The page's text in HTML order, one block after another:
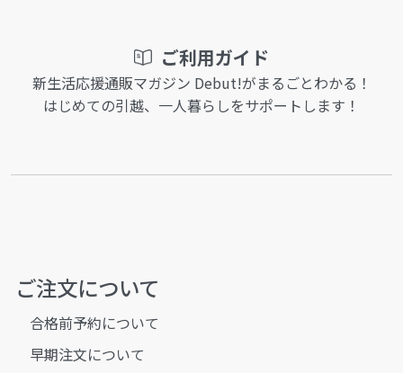
ご利用ガイド
新生活応援通販マガジン Debut!がまるごとわかる！
はじめての引越、一人暮らしをサポートします！
ご注文について
合格前予約について
早期注文について